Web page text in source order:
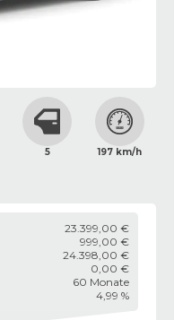
5 197 km/h
23.399,00 €
999,00 €
24.398,00 €
0,00 €
60 Monate
4,99 %